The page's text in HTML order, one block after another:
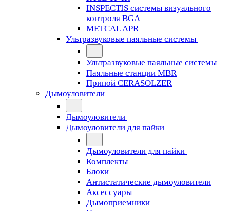
INSPECTIS системы визуального
контроля BGA
METCAL APR
Ультразвуковые паяльные системы
Ультразвуковые паяльные системы
Паяльные станции MBR
Припой CERASOLZER
Дымоуловители
Дымоуловители
Дымоуловители для пайки
Дымоуловители для пайки
Комплекты
Блоки
Антистатические дымоуловители
Аксессуары
Дымоприемники